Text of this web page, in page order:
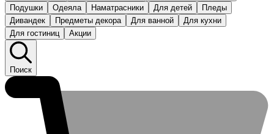
Подушки
Одеяла Наматрасники Для детей
Пледы
Дивандек
Предметы декора Для ванной
Для кухни
Для гостиниц
Акции
Поиск